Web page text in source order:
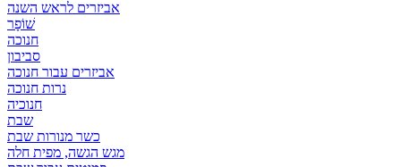
אביזרים לראש השנה
שׁוֹפָר
חנוכה
סביבון
אביזרים עבור חנוכה
נרות חנוכה
חנוכיה
שבת
כשר מנורות שבת
מגש הגשה, מפית חלה